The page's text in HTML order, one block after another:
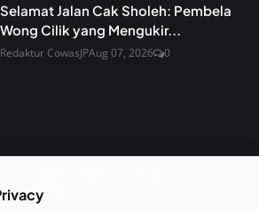
Selamat Jalan Cak Sholeh: Pembela
Wong Cilik yang Mengukir...
Redaktur CowasJPAug 07, 2026 0